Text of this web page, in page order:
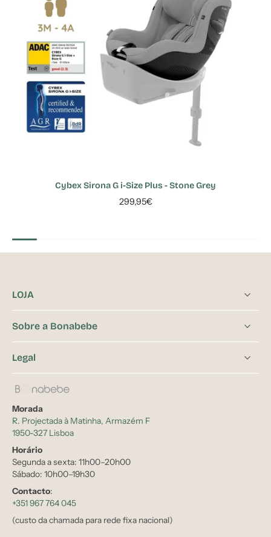
Cybex Sirona G i-Size Plus - Stone Grey
299,95€
LOJA
Sobre a Bonabebe
Legal
Morada
R. Projectada à Matinha, Armazém F
1950-327 Lisboa
Horário
Segunda a sexta: 11h00–20h00
Sábado: 10h00–19h30
Contacto:
+351 967 764 045
(custo da chamada para rede fixa nacional)